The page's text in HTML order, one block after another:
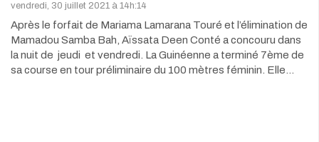
vendredi, 30 juillet 2021 à 14h:14
Après le forfait de Mariama Lamarana Touré et l’élimination de
Mamadou Samba Bah, Aïssata Deen Conté a concouru dans
la nuit de jeudi et vendredi. La Guinéenne a terminé 7ème de
sa course en tour préliminaire du 100 mètres féminin. Elle…